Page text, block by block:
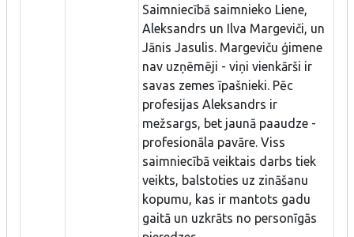
Saimniecībā saimnieko Liene,
Aleksandrs un Ilva Margeviči, un
Jānis Jasulis. Margeviču ģimene
nav uzņēmēji - viņi vienkārši ir
savas zemes īpašnieki. Pēc
profesijas Aleksandrs ir
mežsargs, bet jaunā paaudze -
profesionāla pavāre. Viss
saimniecībā veiktais darbs tiek
veikts, balstoties uz zināšanu
kopumu, kas ir mantots gadu
gaitā un uzkrāts no personīgās